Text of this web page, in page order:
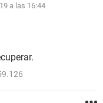
a las 16:44